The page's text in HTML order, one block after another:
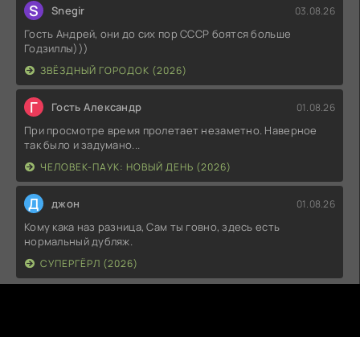
S Snegir 03.08.26
Гость Андрей, они до сих пор СССР боятся больше
Годзиллы)))
ЗВЁЗДНЫЙ ГОРОДОК (2026)
Г Гость Александр 01.08.26
При просмотре время пролетает незаметно. Наверное
так было и задумано...
ЧЕЛОВЕК-ПАУК: НОВЫЙ ДЕНЬ (2026)
Д джон 01.08.26
Кому кака наз разница, Сам ты говно, здесь есть
нормальный дубляж.
СУПЕРГЁРЛ (2026)